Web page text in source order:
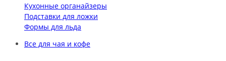
Кухонные органайзеры
Подставки для ложки
Формы для льда
Все для чая и кофе